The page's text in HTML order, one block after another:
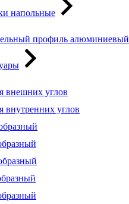
напольные
профиль алюминиевый
внешних углов
внутренних углов